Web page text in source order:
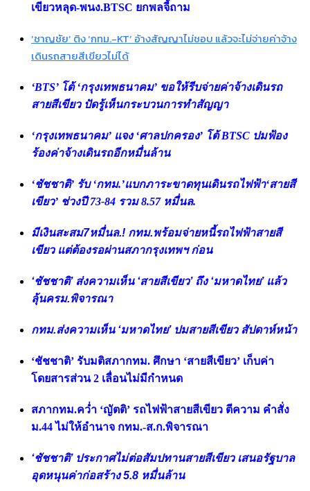
เขียวหลุด-พนง.BTSC ยกพลจี้ถาม
‘ชาญชัย’ ติง ‘กทม.-KT’ อ้างสัญญาไม่ชอบ แล้วจะไม่จ่ายค่าจ้าง
เดินรถสายสีเขียวไม่ได้
‘BTS’ โต้ ‘กรุงเทพธนาคม’ ขอให้รีบจ่ายค่าจ้างเดินรถ
สายสีเขียว ปัดรู้เห็นกระบวนการทำสัญญา
‘กรุงเทพธนาคม’ แจง ‘ศาลปกครอง’ โต้ BTSC ปมฟ้อง
ร้องค่าจ้างเดินรถอีกหมื่นล้าน
‘ชัชชาติ’ รับ ‘กทม.’แบกภาระขาดทุนเดินรถไฟฟ้า‘สายสี
เขียว’ ช่วงปี 73-84 รวม 8.57 หมื่นล.
มีเงินสะสม7หมื่นล.! กทม.พร้อมจ่ายหนี้รถไฟฟ้าสายสี
เขียว แต่ต้องรอผ่านสภากรุงเทพฯ ก่อน
‘ชัชชาติ’ ส่งความเห็น ‘สายสีเขียว’ ถึง ‘มหาดไทย’ แล้ว
ลุ้นครม.พิจารณา
กทม.ส่งความเห็น ‘มหาดไทย’ ปมสายสีเขียว สัปดาห์หน้า
‘ชัชชาติ’ รับมติสภากทม. ศึกษา ‘สายสีเขียว’ เก็บค่า
โดยสารส่วน 2 เลื่อนไม่มีกำหนด
สภากทม.คว่ำ ‘ญัตติ’ รถไฟฟ้าสายสีเขียว ตีความ คำสั่ง
ม.44 ไม่ให้อำนาจ กทม.-ส.ก.พิจารณา
‘ชัชชาติ’ ประกาศไม่ต่อสัมปทานสายสีเขียว เสนอรัฐบาล
อุดหนุนค่าก่อสร้าง 5.8 หมื่นล้าน